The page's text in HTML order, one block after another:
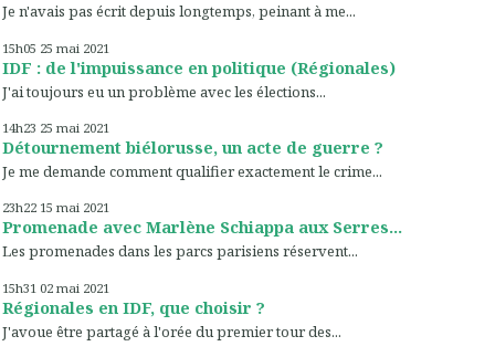
Je n'avais pas écrit depuis longtemps, peinant à me...
15h05 25 mai 2021
IDF : de l'impuissance en politique (Régionales)
J'ai toujours eu un problème avec les élections...
14h23 25 mai 2021
Détournement biélorusse, un acte de guerre ?
Je me demande comment qualifier exactement le crime...
23h22 15 mai 2021
Promenade avec Marlène Schiappa aux Serres...
Les promenades dans les parcs parisiens réservent...
15h31 02 mai 2021
Régionales en IDF, que choisir ?
J'avoue être partagé à l'orée du premier tour des...